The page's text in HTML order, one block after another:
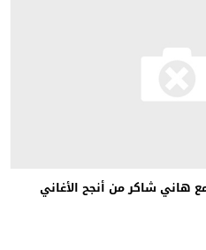
هاني شاكر من أنجح الأغاني